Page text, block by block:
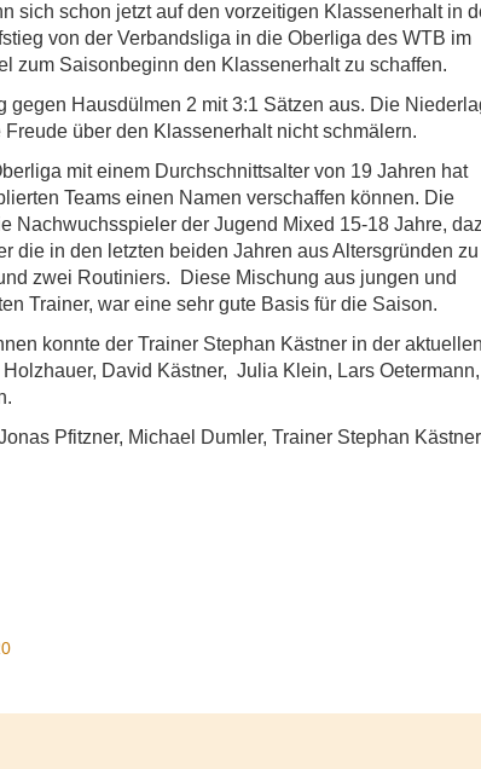
sich schon jetzt auf den vorzeitigen Klassenerhalt in
von der Verbandsliga in die Oberliga des WTB im
zum Saisonbeginn den Klassenerhalt zu schaffen.
gegen Hausdülmen 2 mit 3:1 Sätzen aus. Die
über den Klassenerhalt nicht schmälern.
mit einem Durchschnittsalter von 19 Jahren hat
Teams einen Namen verschaffen können. Die
Nachwuchsspieler der Jugend Mixed 15-18 Jahre,
die in den letzten beiden Jahren aus Altersgründen zu
zwei Routiniers. Diese Mischung aus jungen und
Trainer, war eine sehr gute Basis für die Saison.
konnte der Trainer Stephan Kästner in der
David Kästner, Julia Klein, Lars
Pfitzner, Michael Dumler, Trainer Stephan